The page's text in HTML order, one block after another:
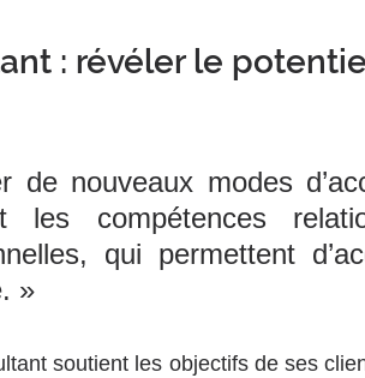
: révéler le
de nouveaux modes
les compétences
qui permettent
»
soutient les objectifs de ses